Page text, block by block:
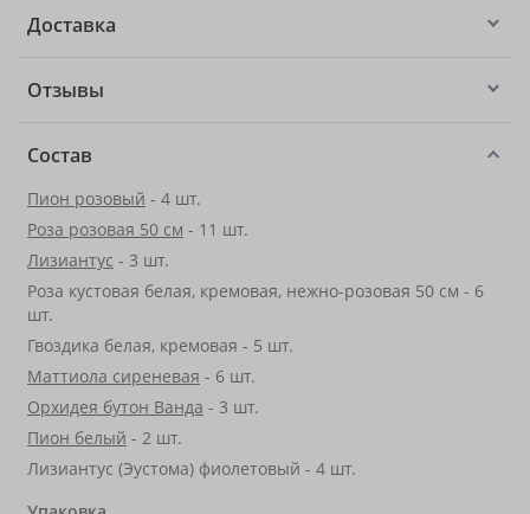
Доставка
Отзывы
Состав
Пион розовый - 4 шт.
Роза розовая 50 см - 11 шт.
Лизиантус - 3 шт.
Роза кустовая белая, кремовая, нежно-розовая 50 см - 6
шт.
Гвоздика белая, кремовая - 5 шт.
Маттиола сиреневая - 6 шт.
Орхидея бутон Ванда - 3 шт.
Пион белый - 2 шт.
Лизиантус (Эустома) фиолетовый - 4 шт.